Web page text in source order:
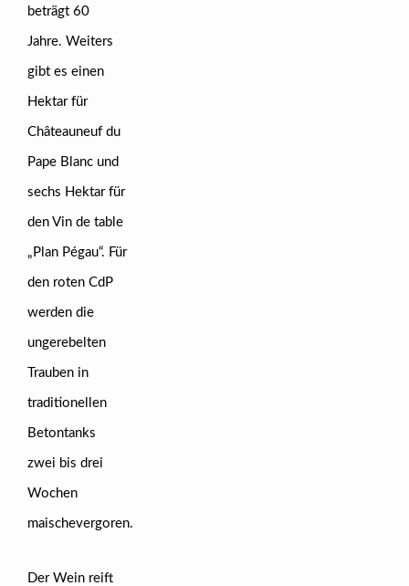
beträgt 60
Jahre. Weiters
gibt es einen
Hektar für
Châteauneuf du
Pape Blanc und
sechs Hektar für
den Vin de table
„Plan Pégau“. Für
den roten CdP
werden die
ungerebelten
Trauben in
traditionellen
Betontanks
zwei bis drei
Wochen
maischevergoren.
Der Wein reift